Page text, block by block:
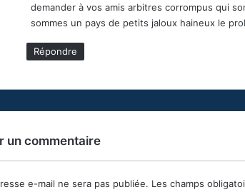
:
demander à vos amis arbitres corrompus qui
sommes un pays de petits jaloux haineux le
Répondre
un commentaire
e-mail ne sera pas publiée. Les champs